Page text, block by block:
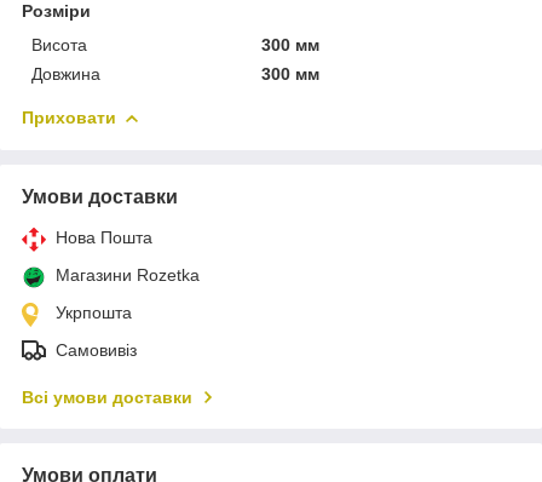
Розміри
Висота
300 мм
Довжина
300 мм
Приховати
Умови доставки
Нова Пошта
Магазини Rozetka
Укрпошта
Самовивіз
Всі умови доставки
Умови оплати